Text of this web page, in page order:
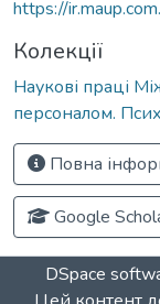
https://
Колекції
Наукові праці
персоналом.
Повна
Google
DSpace